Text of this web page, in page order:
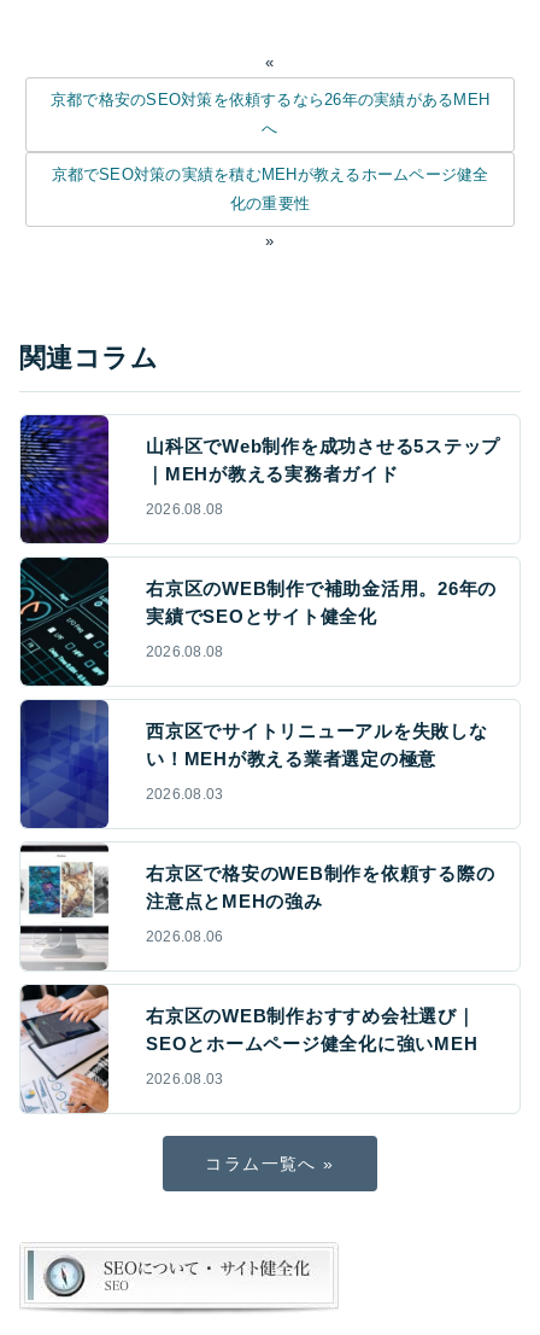
«
京都で格安のSEO対策を依頼するなら26年の実績があるMEH
へ
京都でSEO対策の実績を積むMEHが教えるホームページ健全
化の重要性
»
関連コラム
山科区でWeb制作を成功させる5ステップ
｜MEHが教える実務者ガイド
2026.08.08
右京区のWEB制作で補助金活用。26年の
実績でSEOとサイト健全化
2026.08.08
西京区でサイトリニューアルを失敗しな
い！MEHが教える業者選定の極意
2026.08.03
右京区で格安のWEB制作を依頼する際の
注意点とMEHの強み
2026.08.06
右京区のWEB制作おすすめ会社選び｜
SEOとホームページ健全化に強いMEH
2026.08.03
コラム一覧へ »